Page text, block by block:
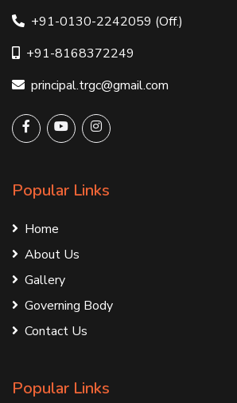
+91-0130-2242059 (Off.)
+91-8168372249
principal.trgc@gmail.com
Popular Links
Home
About Us
Gallery
Governing Body
Contact Us
Popular Links